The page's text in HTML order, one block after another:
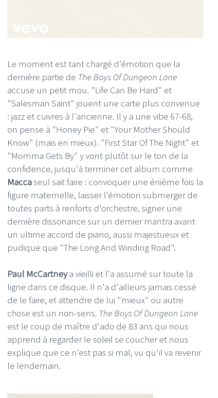
Le moment est tant chargé d'émotion que la
dernière partie de The Boys Of Dungeon Lane
accuse un petit mou. "Life Can Be Hard" et
"Salesman Saint" jouent une carte plus convenue
: jazz et cuivres à l'ancienne. Il y a une vibe 67-68,
on pense à "Honey Pie" et "Your Mother Should
Know" (mais en mieux). "First Star Of The Night" et
"Momma Gets By" y vont plutôt sur le ton de la
confidence, jusqu'à terminer cet album comme
Maccaseul sait faire : convoquer une énième fois la
figure maternelle, laisser l'émotion submerger de
toutes parts à renforts d'orchestre, signer une
dernière dissonance sur un dernier mantra avant
un ultime accord de piano, aussi majestueux et
pudique que "The Long And Winding Road".
Paul McCartneya vieilli et l'a assumé sur toute la
ligne dans ce disque. Il n'a d'ailleurs jamais cessé
de le faire, et attendre de lui "mieux" ou autre
chose est un non-sens. The Boys Of Dungeon Lane
est le coup de maître d'ado de 83 ans qui nous
apprend à regarder le soleil se coucher et nous
explique que ce n'est pas si mal, vu qu'il va revenir
le lendemain.